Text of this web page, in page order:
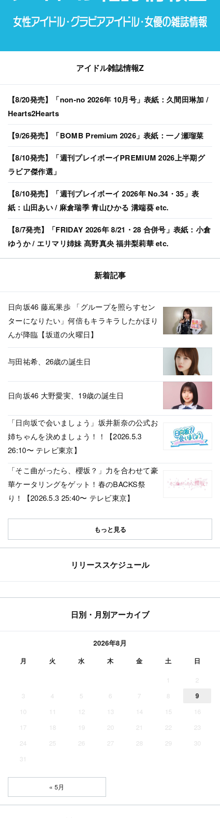
アイドル雑誌情報Z
【8/20発売】「non-no 2026年 10月号」表紙：久間田琳加 /
Hearts2Hearts
【9/26発売】「BOMB Premium 2026」表紙：一ノ瀬瑠菜
【8/10発売】「週刊プレイボーイPREMIUM 2026上半期グ
ラビア傑作選」
【8/10発売】「週刊プレイボーイ 2026年 No.34・35」表
紙：山田あい / 麻倉瑞季 青山ひかる 溝端葵 etc.
【8/7発売】「FRIDAY 2026年 8/21・28 合併号」表紙：小倉
ゆうか / エリマリ姉妹 髙野真央 福井梨莉華 etc.
新着記事
日向坂46 藤嶌果歩 「グループを照らすセン
ターになりたい」何倍もキラキラしたかほり
んが降臨【坂道の火曜日】
与田祐希、26歳の誕生日
日向坂46 大野愛実、19歳の誕生日
「日向坂で会いましょう」坂井新奈の公式お
姉ちゃんを決めましょう！！【2026.5.3
26:10〜 テレビ東京】
「そこ曲がったら、櫻坂？」力を合わせて豪
華ケータリングをゲット！春のBACKS祭
り！【2026.5.3 25:40〜 テレビ東京】
もっと見る
リリーススケジュール
日別・月別アーカイブ
2026年8月
月 火 水 木 金 土 日
1
2
3
4 5 6 7 8
9
10
11 12 13 14 15
16
17
18 19 20 21 22
23
24
25 26 27 28 29
30
31
« 5月